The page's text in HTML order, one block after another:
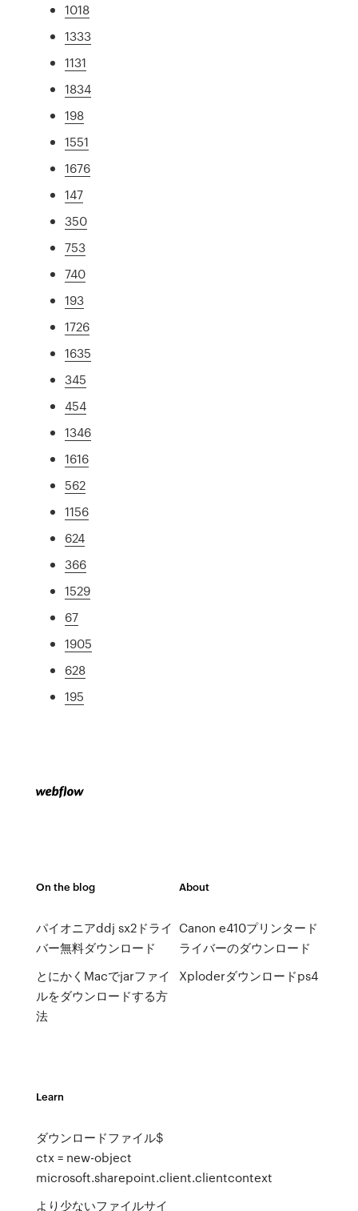
1018
1333
1131
1834
198
1551
1676
147
350
753
740
193
1726
1635
345
454
1346
1616
562
1156
624
366
1529
67
1905
628
195
On the blog
パイオニアddj sx2ドライ
バー無料ダウンロード
とにかくMacでjarファイ
ルをダウンロードする方
法
About
Canon e410プリンタード
ライバーのダウンロード
Xploderダウンロードps4
Learn
ダウンロードファイル$
ctx = new-object
microsoft.sharepoint.client.clientcontext
より少ないファイルサイ